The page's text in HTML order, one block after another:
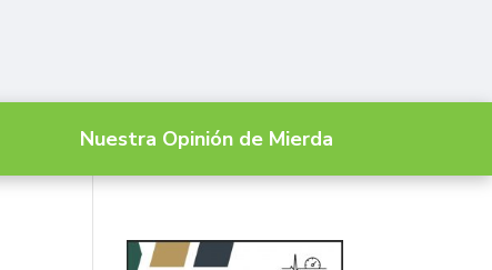
Nuestra Opinión de Mierda